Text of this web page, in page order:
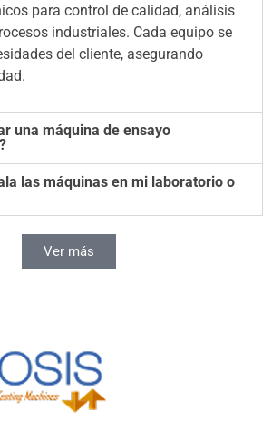
para control de calidad, análisis
industriales. Cada equipo se
del cliente, asegurando
una máquina de ensayo
las máquinas en mi laboratorio o
Ver más